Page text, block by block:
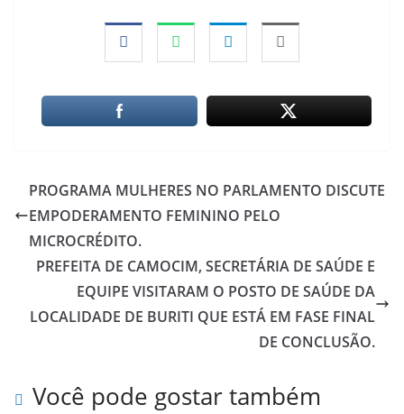
PROGRAMA MULHERES NO PARLAMENTO DISCUTE
EMPODERAMENTO FEMININO PELO
MICROCRÉDITO.
PREFEITA DE CAMOCIM, SECRETÁRIA DE SAÚDE E
EQUIPE VISITARAM O POSTO DE SAÚDE DA
LOCALIDADE DE BURITI QUE ESTÁ EM FASE FINAL
DE CONCLUSÃO.
Você pode gostar também